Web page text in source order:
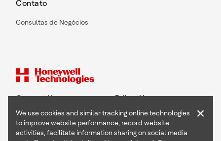
Contato
Consultas de Negócios
Contact Us Follow Us
We use cookies and similar tracking online technologies
to improve website performance, record website
activities, facilitate information sharing on social media
×